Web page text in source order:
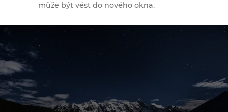
může být vést do nového okna.